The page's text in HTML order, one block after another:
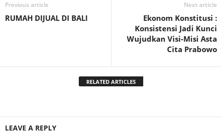
Previous article
RUMAH DIJUAL DI BALI
Next article
Ekonom Konstitusi :
Konsistensi Jadi Kunci
Wujudkan Visi-Misi Asta
Cita Prabowo
RELATED ARTICLES
LEAVE A REPLY